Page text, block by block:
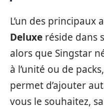
L’un des principaux
Deluxe réside dans
alors que Singstar
à l’unité ou de
permet d’ajouter
vous le souhaitez,